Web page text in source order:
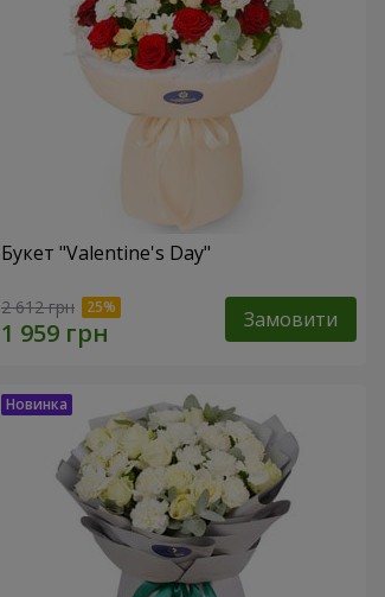
Букет "Valentine's Day"
2 612 грн Замовити